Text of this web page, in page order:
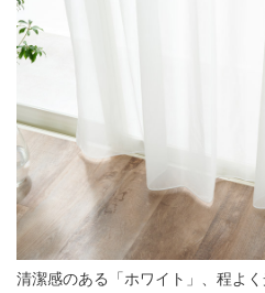
清潔感のある「ホワイト」、程よ